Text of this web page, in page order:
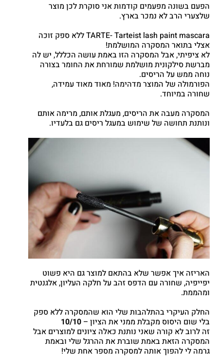
הפעם בשונה מפעמים קודמות אני סוקרת לכן מוצר
שלצערי הרב לא נמכר בארץ.
TARTE- Tarteist lash paint mascara ללא ספק זוכה
אצלי בתואר המסקרה המושלמת!
לא ציפיתי, אבל המסקרה הזו באמת עושה הכללל, יש לה
מברשת סילקונית מושלמת שמורחת את החומר בצורה
נוחה ממש על הריסים.
הפורמולה של המוצר מדהימה! מאוד מאוד עמידה,
שחורה במיוחד.
המסקרה מעבה את הריסים, מעגלת אותם, מרימה אותם
ונותנת תחושה של שימוש במעגל ריסים גם בלעדיו.
האריזה איך אפשר שלא בהתאם למוצר גם היא פשוט
יפייפיה, שחורה עם הדפס זהב על חלקה העליון, אלגנטית
ומהממת.
החלק העיקרי בהתלהבות שלי הוא שהמסקרה ללא ספק
בלי שום היסוס מקבלת ממני את הציון – 10/10
זה לרוב לא קורה שאני נותנת כאלה ציונים למוצרים אבל
המסקרה הזאת באמת שוברת את ההרגל שלי ובאמת
גרמה לי להפוך אותה למסקרה מספר אחת שלי!